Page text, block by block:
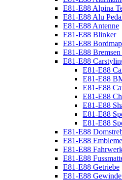
E81-E88 Alpina
E81-E88 Alu
E81-E88 Antenne
E81-E88 Blinker
E81-E88
E81-E88
E81-E88
E81-E88
E81-E88
E81-E88
E81-E88
E81-E88
E81-E88
E81-E88
E81-E88
E81-E88 Embleme
E81-E88
E81-E88
E81-E88 Getriebe
E81-E88